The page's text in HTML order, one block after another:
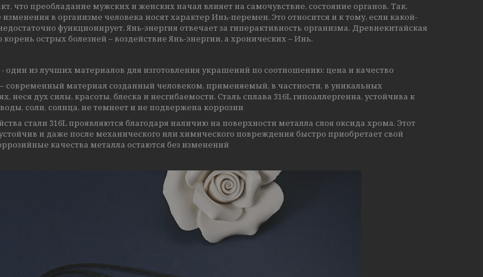
что преобладание мужских и женских начал влияет на самочувствие, состояние органов. Так,
в организме человека носят характер Инь-перемен. Это относится и к тому, если какой-
функционирует. Янь-энергия отвечает за гиперактивность организма. Древнекитайская
острых болезней – воздействие Янь-энергии, а хронических – Инь.
- один из лучших материалов для изготовления украшений по соотношению: цена и качество
современный материал созданный человеком, применяемый, в частности, в уникальных
неся дух силы, красоты, блеска и несгибаемости. Сталь сплава 316L гипоаллергенна, устойчива к
соли, солнца, не темнеет и не подвержена коррозии
стали 316L проявляются благодаря наличию на поверхности металла слоя оксида хрома. Этот
и даже после механического или химического повреждения быстро приобретает свой
качества металла остаются без изменений